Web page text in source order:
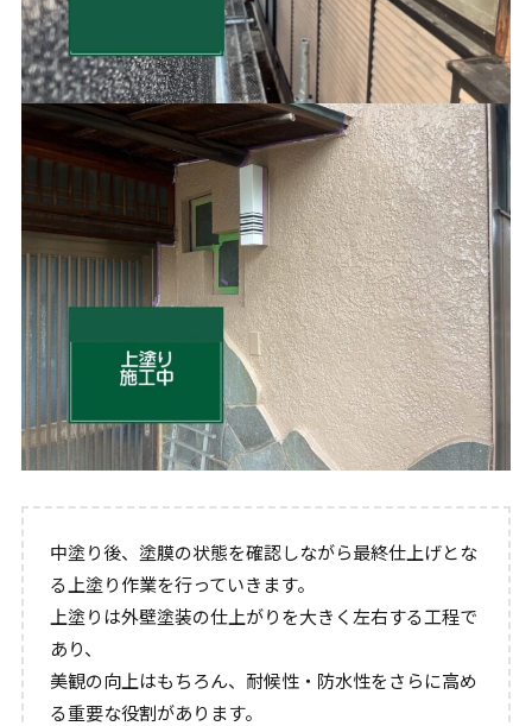
中塗り後、塗膜の状態を確認しながら最終仕上げとな
る上塗り作業を行っていきます。
上塗りは外壁塗装の仕上がりを大きく左右する工程で
あり、
美観の向上はもちろん、耐候性・防水性をさらに高め
る重要な役割があります。